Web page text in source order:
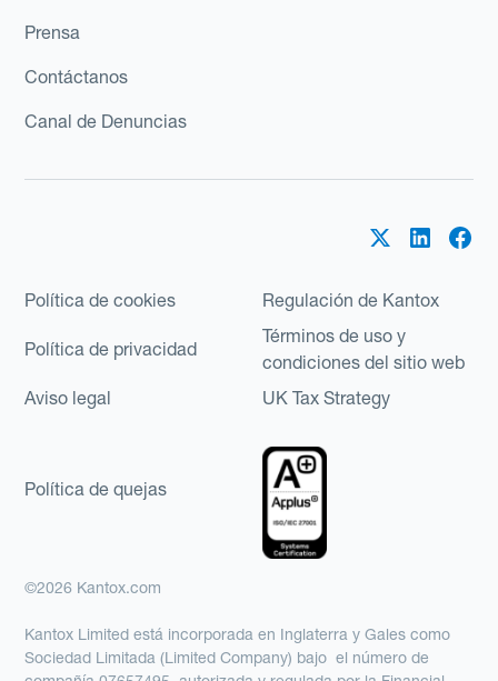
Prensa
Contáctanos
Canal de Denuncias
Política de cookies Regulación de Kantox
Política de privacidad
Términos de uso y
condiciones del sitio web
Aviso legal
UK Tax Strategy
Política de quejas
©2026 Kantox.com
Kantox Limited está incorporada en Inglaterra y Gales como
Sociedad Limitada (Limited Company) bajo el número de